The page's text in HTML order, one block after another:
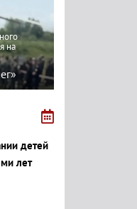
на
детей
лет